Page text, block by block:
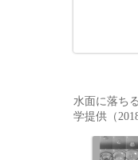
水面に落ち
学提供（